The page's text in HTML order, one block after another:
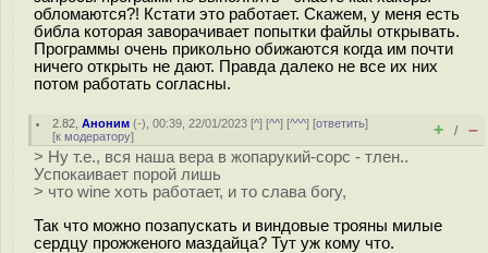
обломаются?! Кстати это работает. Скажем, у меня есть
библа которая заворачивает попытки файлы открывать.
Программы очень прикольно обижаются когда им почти
ничего открыть не дают. Правда далеко не все их них
потом работать согласны.
2.82 ,Аноним (-), 00:39, 22/01/2023 [^] [^^] [^^^] [ответить]
[к модератору] + / –
> Ну т.е., вся наша вера в жопарукий-сорс - тлен..
Успокаивает порой лишь
> что wine хоть работает, и то слава богу,
Так что можно позапускать и виндовые трояны милые
сердцу прожженого маздайца? Тут уж кому что.